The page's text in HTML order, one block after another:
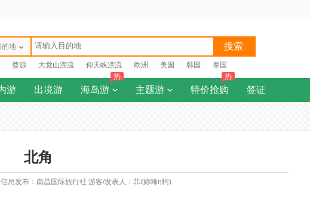
的地 搜索
婺源 大觉山漂流 仰天峡漂流 欧洲 美国 韩国 泰国
游 出境游 海岛游
热
主题游 特价抢购
热
签证
北角
息发布：南昌国际旅行社 游客/发表人：菲ζ妳咘η軻)